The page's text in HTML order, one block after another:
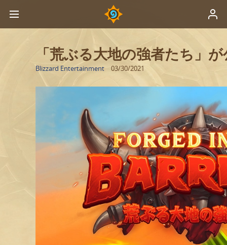
「荒ぶる大地の強者たち」
Blizzard Entertainment 03/30/2021